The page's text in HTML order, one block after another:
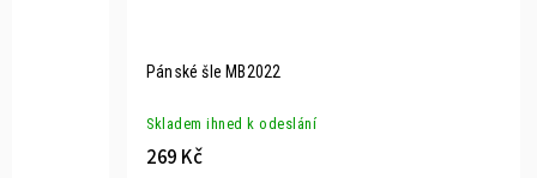
Pánské šle MB2022
Skladem ihned k odeslání
269 Kč